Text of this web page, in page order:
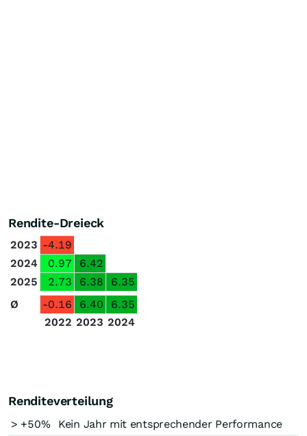
Rendite-Dreieck
2023 -4.19
2024
0.97
6.42
2025
2.73 6.38
6.35
Ø
-0.16 6.40
6.35
2022 2023 2024
Renditeverteilung
> +50%
Kein Jahr mit entsprechender Performance